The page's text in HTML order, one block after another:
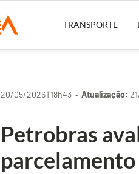
TRANSPORTE
20/05/2026 | 18h43 •Atualização:
Petrobras
parcelamento